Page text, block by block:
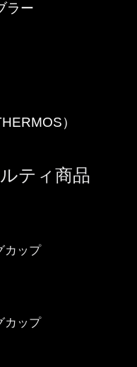
ラー
）
ティ商品
カップ
カップ